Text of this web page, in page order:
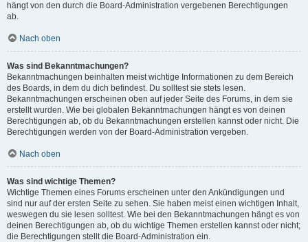
hängt von den durch die Board-Administration vergebenen Berechtigungen
ab.
Nach oben
Was sind Bekanntmachungen?
Bekanntmachungen beinhalten meist wichtige Informationen zu dem Bereich
des Boards, in dem du dich befindest. Du solltest sie stets lesen.
Bekanntmachungen erscheinen oben auf jeder Seite des Forums, in dem sie
erstellt wurden. Wie bei globalen Bekanntmachungen hängt es von deinen
Berechtigungen ab, ob du Bekanntmachungen erstellen kannst oder nicht. Die
Berechtigungen werden von der Board-Administration vergeben.
Nach oben
Was sind wichtige Themen?
Wichtige Themen eines Forums erscheinen unter den Ankündigungen und
sind nur auf der ersten Seite zu sehen. Sie haben meist einen wichtigen Inhalt,
weswegen du sie lesen solltest. Wie bei den Bekanntmachungen hängt es von
deinen Berechtigungen ab, ob du wichtige Themen erstellen kannst oder nicht;
die Berechtigungen stellt die Board-Administration ein.